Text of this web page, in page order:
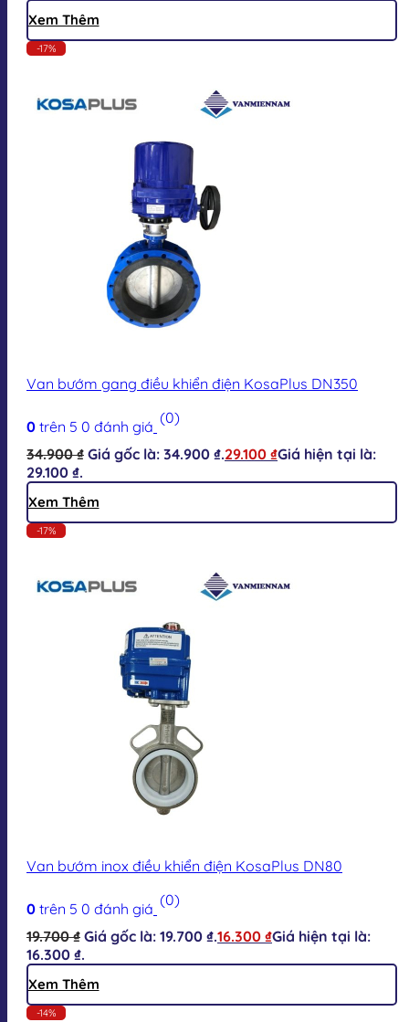
Xem Thêm
-17%
Van bướm gang điều khiển điện KosaPlus DN350
0 trên 5 0 đánh giá (0)
34.900₫ Giá gốc là: 34.900 ₫.29.100 ₫Giá hiện tại là:
29.100 ₫.
Xem Thêm
-17%
Van bướm inox điều khiển điện KosaPlus DN80
0 trên 5 0 đánh giá (0)
19.700₫ Giá gốc là: 19.700 ₫.16.300 ₫Giá hiện tại là:
16.300 ₫.
Xem Thêm
-14%